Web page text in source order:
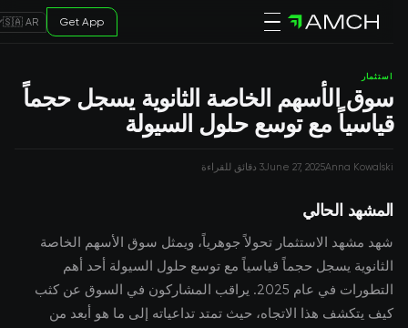
🇸🇦 AR Get App
استثمار
سوق الأسهم الخاصة الثانوية يسجل حجماً
قياسياً مع توسع حلول السيولة
Anna Kowalski
June 27, 20253 دقائق للقراءة
المشهد الحالي
شهد مشهد الاستثمار تحولاً جوهرياً، ويمثل سوق الأسهم الخاصة
الثانوية يسجل حجماً قياسياً مع توسع حلول السيولة أحد أهم
التطورات في عام 2025. يراقب المشاركون في السوق عن كثب
كيف يتكشف هذا الاتجاه، حيث تمتد تداعياته إلى ما هو أبعد من